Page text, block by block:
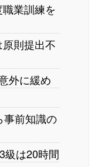
業訓練を
則提出不
外に緩め
前知識の
は20時間